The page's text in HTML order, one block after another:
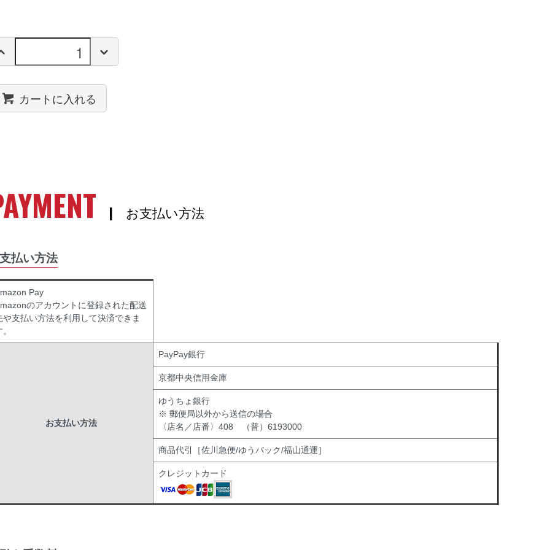
カートに入れる
| お支払い方法
払い方法
Pay
のアカウントに登録された配送
や支払い方法を利用して決済できま
お支払い方法
PayPay銀行
京都中央信用金庫
ゆうちょ銀行
※ 郵便局以外から送信の場合
〈店名／店番〉408 （普）6193000
商品代引［佐川急便/ゆうパック/福山通運］
クレジットカード